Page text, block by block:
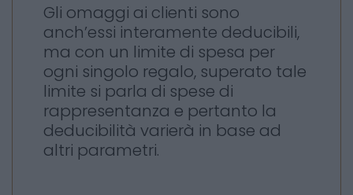
Gli omaggi ai clienti sono
anch’essi interamente deducibili,
ma con un limite di spesa per
ogni singolo regalo, superato tale
limite si parla di spese di
rappresentanza e pertanto la
deducibilità varierà in base ad
altri parametri.